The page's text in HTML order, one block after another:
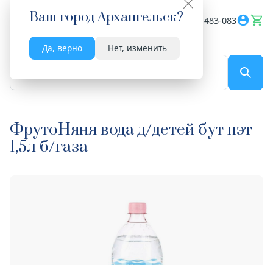
Ваш городАрхангельск?
Да, верно Нет, изменить
Весь сайт 8182 483-083
ФрутоНяня вода д/детей бут пэт
1,5л б/газа